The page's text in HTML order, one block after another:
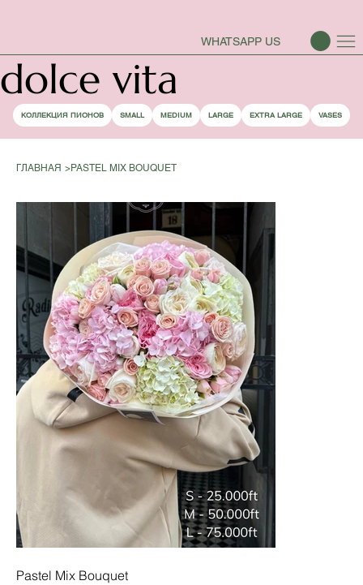
WHATSAPP US
dolce vita
КОЛЛЕКЦИЯ ПИОНОВ SMALL MEDIUM LARGE EXTRA LARGE VASES
ГЛАВНАЯ >PASTEL MIX BOUQUET
Pastel Mix Bouquet